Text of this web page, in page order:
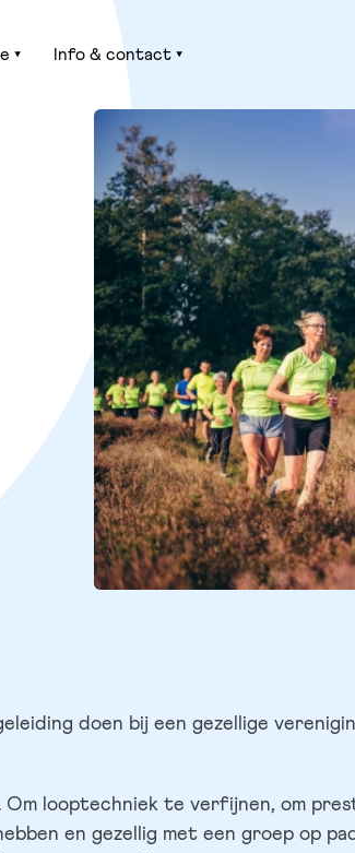
Info & contact
doen bij een gezellige
Om looptechniek te verfijnen, om
en gezellig met een groep op